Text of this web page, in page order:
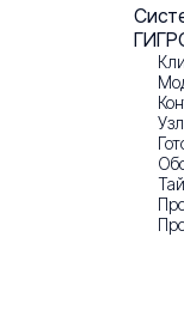
О
Главная /